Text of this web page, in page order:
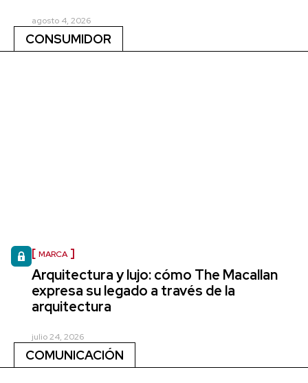
agosto 4, 2026
CONSUMIDOR
MARCA
Arquitectura y lujo: cómo The Macallan
expresa su legado a través de la
arquitectura
julio 24, 2026
COMUNICACIÓN